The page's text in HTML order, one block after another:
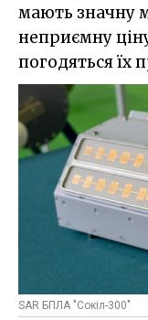
мають значну
неприємну
погодяться їх
SAR БПЛА "Сокіл-300"